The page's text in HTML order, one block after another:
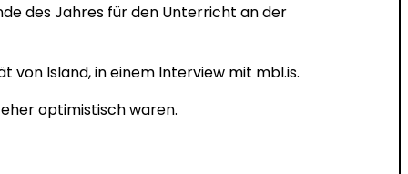
des Jahres für den Unterricht an der
von Island, in einem Interview mit mbl.is.
optimistisch waren.